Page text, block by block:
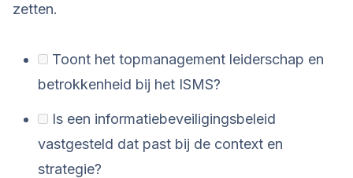
zetten.
Toont het topmanagement leiderschap en
betrokkenheid bij het ISMS?
Is een informatiebeveiligingsbeleid
vastgesteld dat past bij de context en
strategie?